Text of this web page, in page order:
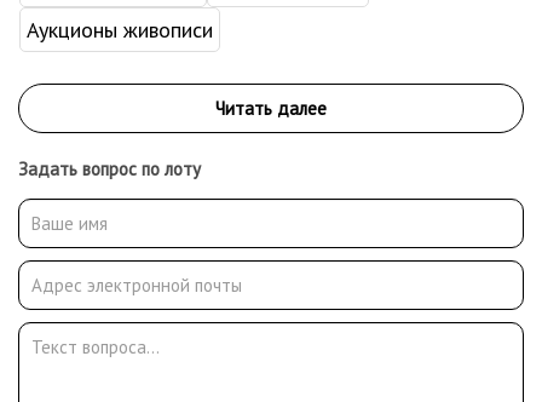
Аукционы живописи
Задать вопрос по лоту